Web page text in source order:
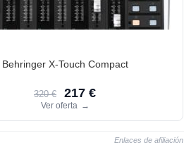
Behringer X-Touch Compact
320 € 217 €
Ver oferta →
Enlaces de afiliación